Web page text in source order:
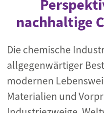
nachhaltige
Die chemische
allgegenwärtiger
modernen
Materialien und